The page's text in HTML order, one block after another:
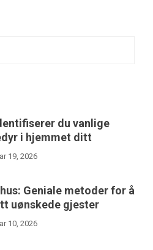
du vanlige
i hjemmet ditt
19, 2026
Geniale metoder for å
uønskede gjester
10, 2026